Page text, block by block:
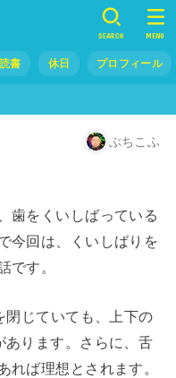
読書 休日 プロフィール
SEARCH MENU
ぶちこふ
歯をくいしばっている
今回は、くいしばりを
です。
閉じていても、上下の
あります。さらに、舌
れば理想とされます。